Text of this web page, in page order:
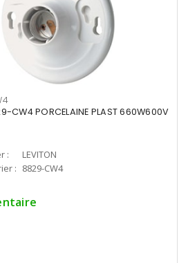
CW4 PORCELAINE PLAST 660W600V
:
LEVITON
: 8829-CW4